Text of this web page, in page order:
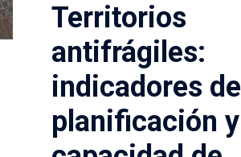
Territorios
antifrágiles:
indicadores de
planificación y